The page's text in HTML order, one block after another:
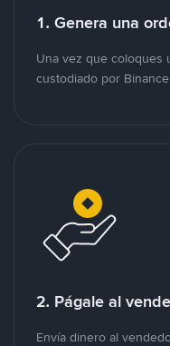
1. Genera una
Una vez que coloques
custodiado por Binance
2. Págale al
Envía dinero al